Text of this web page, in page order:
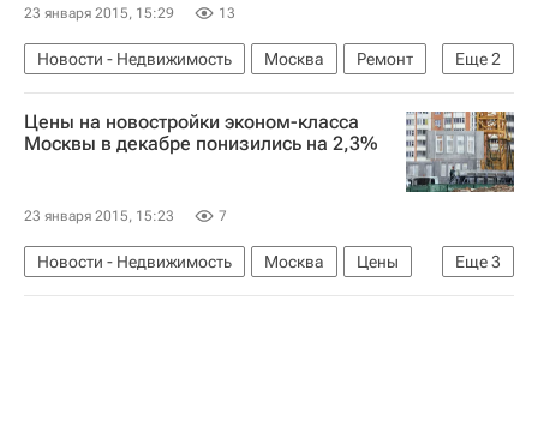
23 января 2015, 15:29 13
Еще2
Новости - Недвижимость Москва
Ремонт
Суды
Россия
Цены на новостройки эконом-класса
Москвы в декабре понизились на 2,3%
23 января 2015, 15:23 7
Еще3
Новости - Недвижимость Москва
Цены
Новостройки
Жилье Россия